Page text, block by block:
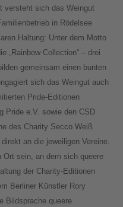
versteht sich das Weingut
in Rödelsee
Haltung: Unter dem Motto
„Rainbow Collection“ – drei
gemeinsam einen bunten
sich das Weingut auch
Pride-Editionen
Pride e.V. sowie den CSD
des Charity Secco Weiß
an die jeweiligen Vereine.
sein, an dem sich queere
der Charity-Editionen
Berliner Künstler Rory
Bildsprache queere